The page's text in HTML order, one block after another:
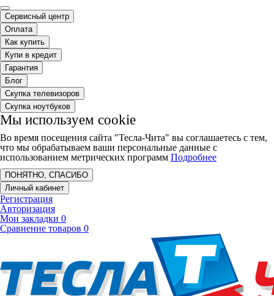
Сервисный центр
Оплата
Как купить
Купи в кредит
Гарантия
Блог
Скупка телевизоров
Скупка ноутбуков
Мы используем cookie
Во время посещения сайта "Тесла-Чита" вы соглашаетесь с тем,
что мы обрабатываем ваши персональные данные с
использованием метрических программ Подробнее
ПОНЯТНО, СПАСИБО
Личный кабинет
Регистрация
Авторизация
Мои закладки 0
Сравнение товаров 0